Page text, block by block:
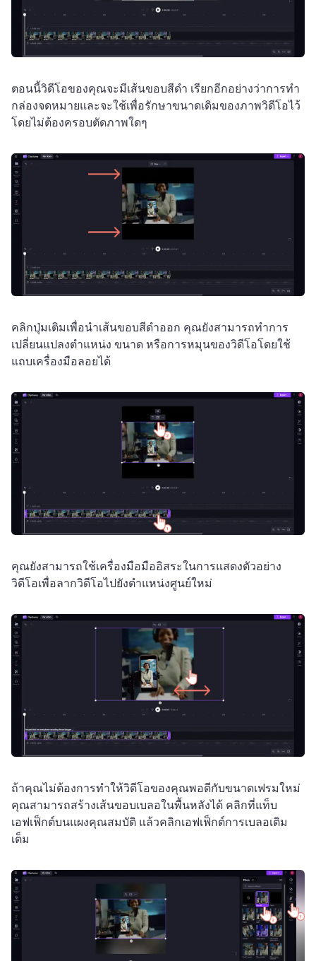
ตอนนี้วิดีโอของคุณจะมีเส้นขอบสีดํา เรียกอีกอย่างว่าการทํา
กล่องจดหมายและจะใช้เพื่อรักษาขนาดเดิมของภาพวิดีโอไว้
โดยไม่ต้องครอบตัดภาพใดๆ
คลิกปุ่มเติมเพื่อนําเส้นขอบสีดําออก คุณยังสามารถทําการ
เปลี่ยนแปลงตําแหน่ง ขนาด หรือการหมุนของวิดีโอโดยใช้
แถบเครื่องมือลอยได้
คุณยังสามารถใช้เครื่องมือมืออิสระในการแสดงตัวอย่าง
วิดีโอเพื่อลากวิดีโอไปยังตําแหน่งศูนย์ใหม่
ถ้าคุณไม่ต้องการทําให้วิดีโอของคุณพอดีกับขนาดเฟรมใหม่
คุณสามารถสร้างเส้นขอบเบลอในพื้นหลังได้ คลิกที่แท็บ
เอฟเฟ็กต์บนแผงคุณสมบัติ แล้วคลิกเอฟเฟ็กต์การเบลอเติม
เต็ม